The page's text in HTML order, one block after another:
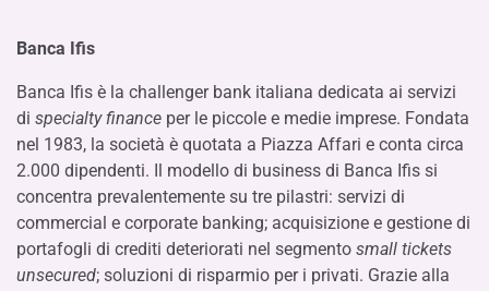
Banca Ifis
Banca Ifis è la challenger bank italiana dedicata ai servizi
di specialty finance per le piccole e medie imprese. Fondata
nel 1983, la società è quotata a Piazza Affari e conta circa
2.000 dipendenti. Il modello di business di Banca Ifis si
concentra prevalentemente su tre pilastri: servizi di
commercial e corporate banking; acquisizione e gestione di
portafogli di crediti deteriorati nel segmento small tickets
unsecured; soluzioni di risparmio per i privati. Grazie alla